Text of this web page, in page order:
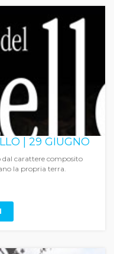
| 29 GIUGNO
carattere composito
la propria terra.